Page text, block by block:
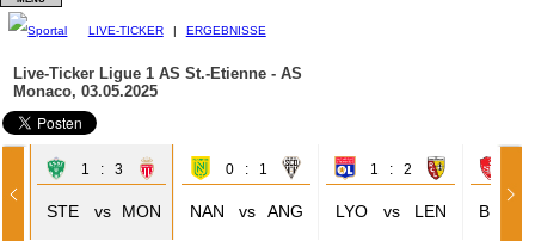
LIVE-TICKER | ERGEBNISSE
Live-Ticker Ligue 1 AS St.-Etienne - AS
Monaco, 03.05.2025
1 : 3
STE vs MON
0 : 1
NAN vs ANG
1 : 2
LYO vs LEN BRE